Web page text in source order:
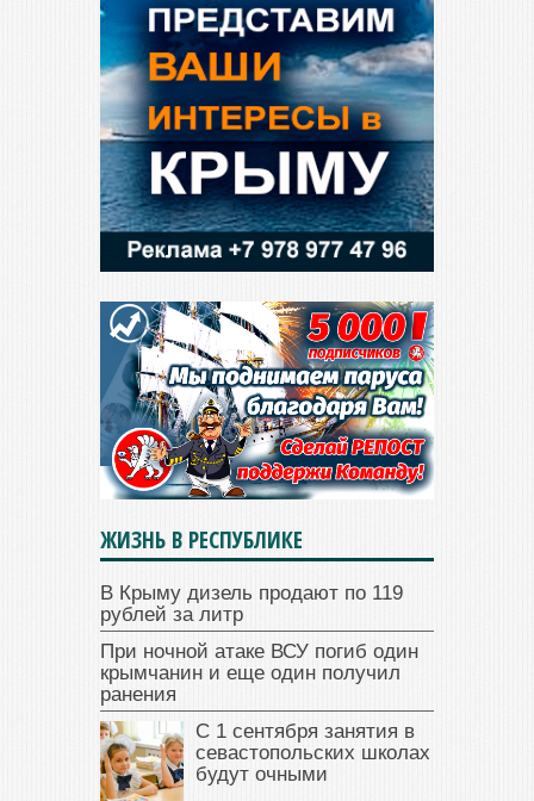
ЖИЗНЬ В РЕСПУБЛИКЕ
В Крыму дизель продают по 119
рублей за литр
При ночной атаке ВСУ погиб один
крымчанин и еще один получил
ранения
С 1 сентября занятия в
севастопольских школах
будут очными